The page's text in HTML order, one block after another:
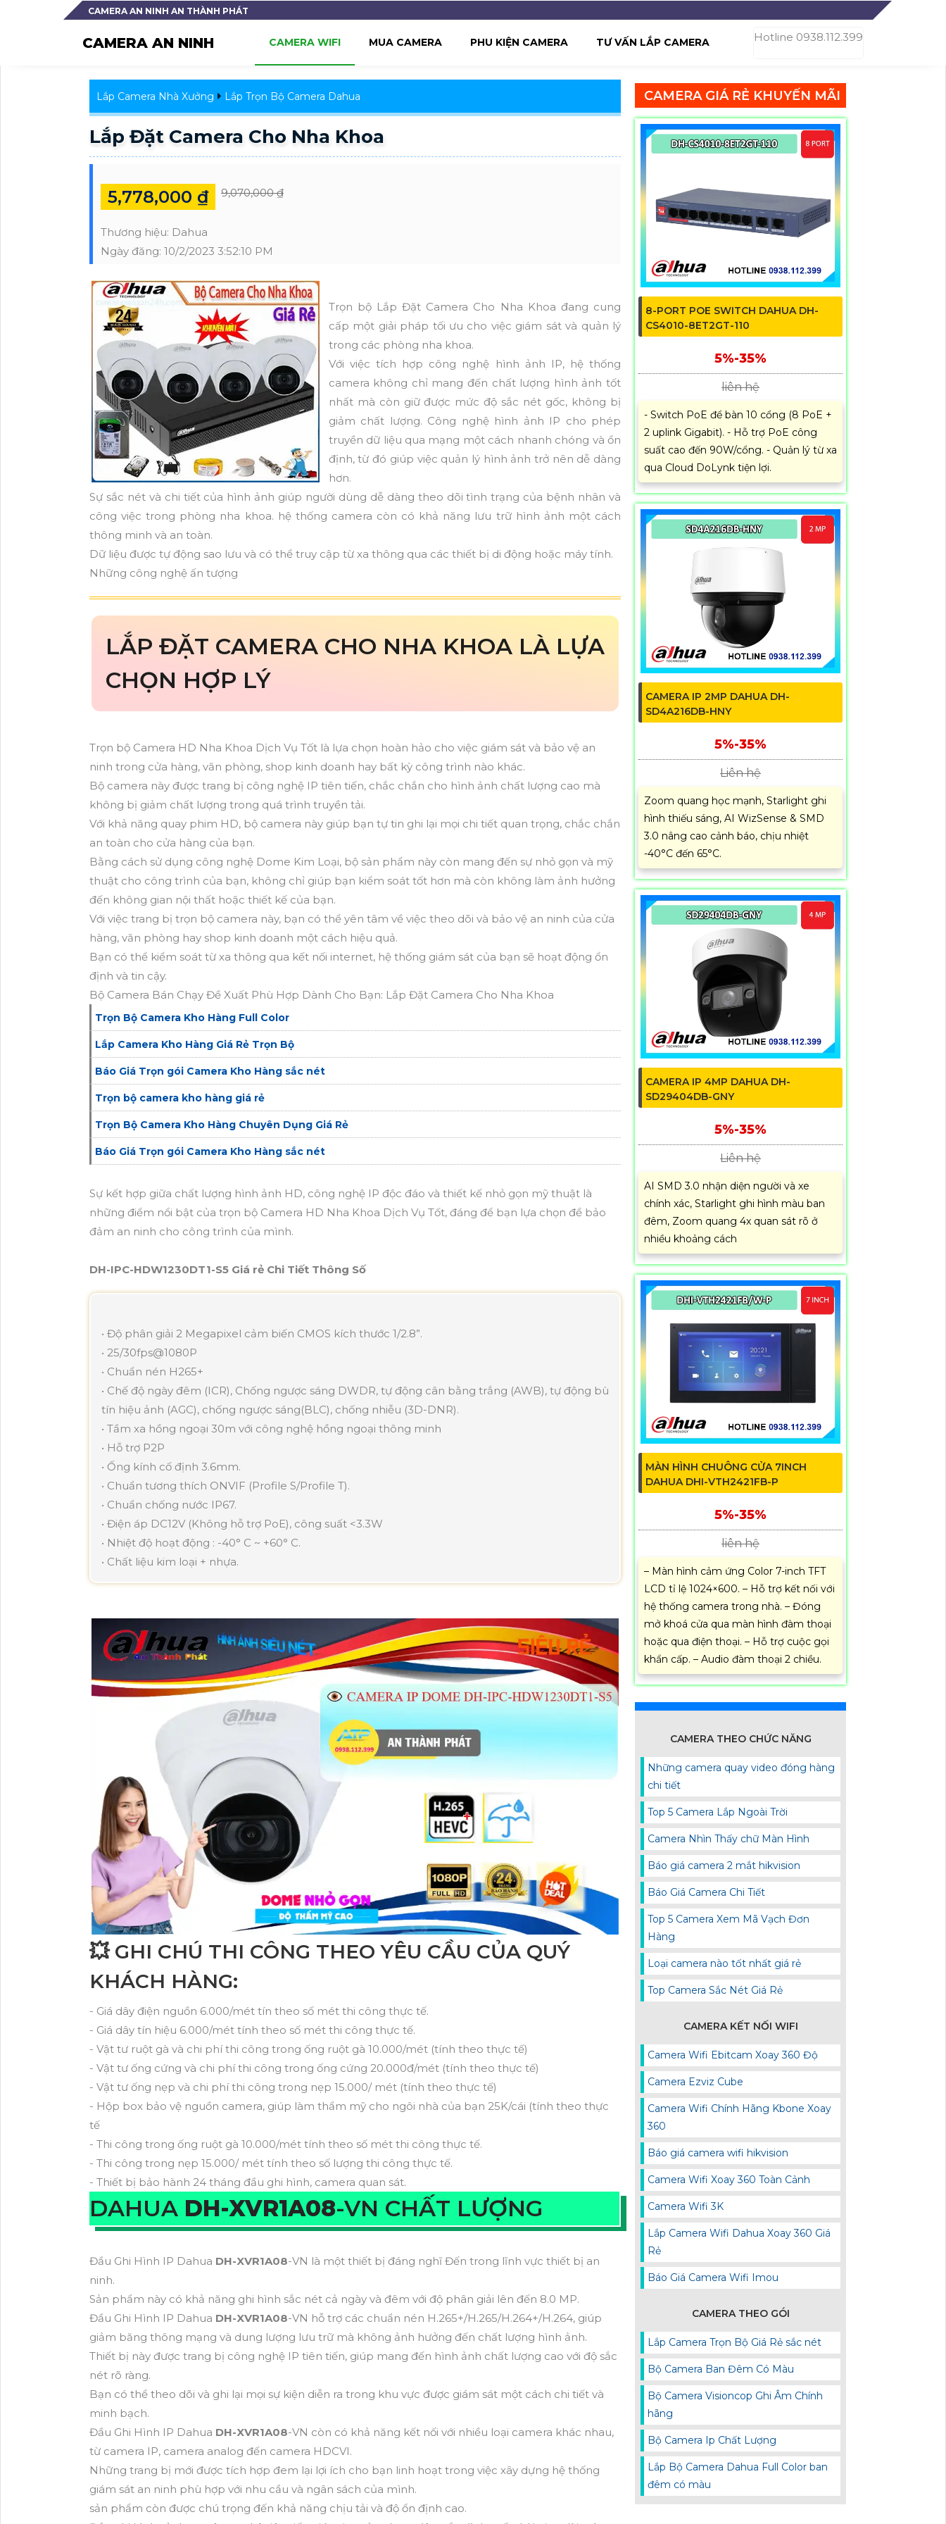
CAMERA AN NINH AN THÀNH PHÁT
CAMERA AN NINH Hotline 0938.112.399
CAMERA WIFI MUA CAMERA PHU KIỆN CAMERA TƯ VẤN LẮP CAMERA
Lắp Camera Nhà Xưởng Lắp Trọn Bộ Camera Dahua
Lắp Đặt Camera Cho Nha Khoa
5,778,000 ₫ 9,070,000 ₫
Thương hiệu: Dahua
Ngày đăng: 10/2/2023 3:52:10 PM
Trọn bộ Lắp Đặt Camera Cho Nha Khoa đang cung
cấp một giải pháp tối ưu cho việc giám sát và quản lý
trong các phòng nha khoa.
Với việc tích hợp công nghệ hình ảnh IP, hệ thống
camera không chỉ mang đến chất lượng hình ảnh tốt
nhất mà còn giữ được mức độ sắc nét gốc, không bị
giảm chất lượng. Công nghệ hình ảnh IP cho phép
truyền dữ liệu qua mạng một cách nhanh chóng và ổn
định, từ đó giúp việc quản lý hình ảnh trở nên dễ dàng
hơn.
Sự sắc nét và chi tiết của hình ảnh giúp người dùng dễ dàng theo dõi tình trạng của bệnh nhân và
công việc trong phòng nha khoa. hệ thống camera còn có khả năng lưu trữ hình ảnh một cách
thông minh và an toàn.
Dữ liệu được tự động sao lưu và có thể truy cập từ xa thông qua các thiết bị di động hoặc máy tính.
Những công nghệ ấn tượng
LẮP ĐẶT CAMERA CHO NHA KHOA LÀ LỰA
CHỌN HỢP LÝ
Trọn bộ Camera HD Nha Khoa Dịch Vụ Tốt là lựa chọn hoàn hảo cho việc giám sát và bảo vệ an
ninh trong cửa hàng, văn phòng, shop kinh doanh hay bất kỳ công trình nào khác.
Bộ camera này được trang bị công nghệ IP tiên tiến, chắc chắn cho hình ảnh chất lượng cao mà
không bị giảm chất lượng trong quá trình truyền tải.
Với khả năng quay phim HD, bộ camera này giúp bạn tự tin ghi lại mọi chi tiết quan trọng, chắc chắn
an toàn cho cửa hàng của bạn.
Bằng cách sử dụng công nghệ Dome Kim Loại, bộ sản phẩm này còn mang đến sự nhỏ gọn và mỹ
thuật cho công trình của bạn, không chỉ giúp bạn kiểm soát tốt hơn mà còn không làm ảnh hưởng
đến không gian nội thất hoặc thiết kế của bạn.
Với việc trang bị trọn bộ camera này, bạn có thể yên tâm về việc theo dõi và bảo vệ an ninh của cửa
hàng, văn phòng hay shop kinh doanh một cách hiệu quả.
Bạn có thể kiểm soát từ xa thông qua kết nối internet, hệ thống giám sát của bạn sẽ hoạt động ổn
định và tin cậy.
Bộ Camera Bán Chạy Đề Xuất Phù Hợp Dành Cho Bạn: Lắp Đặt Camera Cho Nha Khoa
Trọn Bộ Camera Kho Hàng Full Color
Lắp Camera Kho Hàng Giá Rẻ Trọn Bộ
Báo Giá Trọn gói Camera Kho Hàng sắc nét
Trọn bộ camera kho hàng giá rẻ
Trọn Bộ Camera Kho Hàng Chuyên Dụng Giá Rẻ
Báo Giá Trọn gói Camera Kho Hàng sắc nét
Sự kết hợp giữa chất lượng hình ảnh HD, công nghệ IP độc đáo và thiết kế nhỏ gọn mỹ thuật là
những điểm nổi bật của trọn bộ Camera HD Nha Khoa Dịch Vụ Tốt, đáng để bạn lựa chọn để bảo
đảm an ninh cho công trình của mình.
DH-IPC-HDW1230DT1-S5 Giá rẻ Chi Tiết Thông Số
• Độ phân giải 2 Megapixel cảm biến CMOS kích thước 1/2.8”.
• 25/30fps@1080P
• Chuẩn nén H265+
• Chế độ ngày đêm (ICR), Chống ngược sáng DWDR, tự động cân bằng trắng (AWB), tự động bù
tín hiệu ảnh (AGC), chống ngược sáng(BLC), chống nhiễu (3D-DNR).
• Tầm xa hồng ngoại 30m với công nghệ hồng ngoại thông minh
• Hỗ trợ P2P
• Ống kính cố định 3.6mm.
• Chuẩn tương thích ONVIF (Profile S/Profile T).
• Chuẩn chống nước IP67.
• Điện áp DC12V (Không hỗ trợ PoE), công suất <3.3W
• Nhiệt độ hoạt động : -40° C ~ +60° C.
• Chất liệu kim loại + nhựa.
💥 GHI CHÚ THI CÔNG THEO YÊU CẦU CỦA QUÝ
KHÁCH HÀNG:
- Giá dây điện nguồn 6.000/mét tín theo số mét thi công thực tế.
- Giá dây tín hiệu 6.000/mét tính theo số mét thi công thực tế.
- Vật tư ruột gà và chi phí thi công trong ống ruột gà 10.000/mét (tính theo thực tế)
- Vật tư ống cứng và chi phí thi công trong ống cứng 20.000đ/mét (tính theo thực tế)
- Vật tư ống nẹp và chi phí thi công trong nẹp 15.000/ mét (tính theo thực tế)
- Hộp box bảo vệ nguồn camera, giúp làm thẩm mỹ cho ngôi nhà của bạn 25K/cái (tính theo thực
tế
- Thi công trong ống ruột gà 10.000/mét tính theo số mét thi công thực tế.
- Thi công trong nẹp 15.000/ mét tính theo số lượng thi công thực tế.
- Thiết bị bảo hành 24 tháng đầu ghi hình, camera quan sát.
DAHUA DH-XVR1A08-VN CHẤT LƯỢNG
Đầu Ghi Hình IP Dahua DH-XVR1A08-VN là một thiết bị đáng nghĩ Đến trong lĩnh vực thiết bị an
ninh.
Sản phẩm này có khả năng ghi hình sắc nét cả ngày và đêm với độ phân giải lên đến 8.0 MP.
Đầu Ghi Hình IP Dahua DH-XVR1A08-VN hỗ trợ các chuẩn nén H.265+/H.265/H.264+/H.264, giúp
giảm băng thông mạng và dung lượng lưu trữ mà không ảnh hưởng đến chất lượng hình ảnh.
Thiết bị này được trang bị công nghệ IP tiên tiến, giúp mang đến hình ảnh chất lượng cao với độ sắc
nét rõ ràng.
Bạn có thể theo dõi và ghi lại mọi sự kiện diễn ra trong khu vực được giám sát một cách chi tiết và
minh bạch.
Đầu Ghi Hình IP Dahua DH-XVR1A08-VN còn có khả năng kết nối với nhiều loại camera khác nhau,
từ camera IP, camera analog đến camera HDCVI.
Những trang bị mới được tích hợp đem lại lợi ích cho bạn linh hoạt trong việc xây dựng hệ thống
giám sát an ninh phù hợp với nhu cầu và ngân sách của mình.
sản phẩm còn được chú trọng đến khả năng chịu tải và độ ổn định cao.
CAMERA GIÁ RẺ KHUYẾN MÃI
8-PORT POE SWITCH DAHUA DH-
CS4010-8ET2GT-110
5%-35%
liên hệ
- Switch PoE để bàn 10 cổng (8 PoE +
2 uplink Gigabit). - Hỗ trợ PoE công
suất cao đến 90W/cổng. - Quản lý từ xa
qua Cloud DoLynk tiện lợi.
CAMERA IP 2MP DAHUA DH-
SD4A216DB-HNY
5%-35%
Liên hệ
Zoom quang học mạnh, Starlight ghi
hình thiếu sáng, AI WizSense & SMD
3.0 nâng cao cảnh báo, chịu nhiệt
-40°C đến 65°C.
CAMERA IP 4MP DAHUA DH-
SD29404DB-GNY
5%-35%
Liên hệ
AI SMD 3.0 nhận diện người và xe
chính xác, Starlight ghi hình màu ban
đêm, Zoom quang 4x quan sát rõ ở
nhiều khoảng cách
MÀN HÌNH CHUÔNG CỬA 7INCH
DAHUA DHI-VTH2421FB-P
5%-35%
liên hệ
– Màn hình cảm ứng Color 7-inch TFT
LCD tỉ lệ 1024×600. – Hỗ trợ kết nối với
hệ thống camera trong nhà. – Đóng
mở khoá cửa qua màn hình đàm thoại
hoặc qua điện thoại. – Hỗ trợ cuộc gọi
khẩn cấp. – Audio đàm thoại 2 chiều.
CAMERA THEO CHỨC NĂNG
Những camera quay video đóng hàng
chi tiết
Top 5 Camera Lắp Ngoài Trời
Camera Nhìn Thấy chữ Màn Hình
Báo giá camera 2 mắt hikvision
Báo Giá Camera Chi Tiết
Top 5 Camera Xem Mã Vạch Đơn
Hàng
Loại camera nào tốt nhất giá rẻ
Top Camera Sắc Nét Giá Rẻ
CAMERA KẾT NỐI WIFI
Camera Wifi Ebitcam Xoay 360 Độ
Camera Ezviz Cube
Camera Wifi Chính Hãng Kbone Xoay
360
Báo giá camera wifi hikvision
Camera Wifi Xoay 360 Toàn Cảnh
Camera Wifi 3K
Lắp Camera Wifi Dahua Xoay 360 Giá
Rẻ
Báo Giá Camera Wifi Imou
CAMERA THEO GÓI
Lắp Camera Trọn Bộ Giá Rẻ sắc nét
Bộ Camera Ban Đêm Có Màu
Bộ Camera Visioncop Ghi Âm Chính
hãng
Bộ Camera Ip Chất Lượng
Lắp Bộ Camera Dahua Full Color ban
đêm có màu